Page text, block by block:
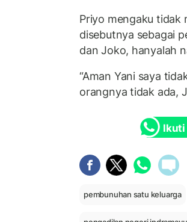
Priyo mengaku tidak
disebutnya sebagai
dan Joko, hanyalah
“Aman Yani saya
orangnya tidak ada,
Ikuti
pembunuhan satu keluarga